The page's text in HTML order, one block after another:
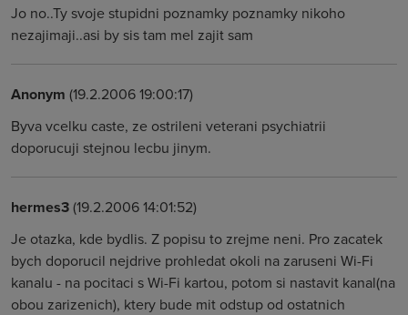
Jo no..Ty svoje stupidni poznamky poznamky nikoho
nezajimaji..asi by sis tam mel zajit sam
Anonym (19.2.2006 19:00:17)
Byva vcelku caste, ze ostrileni veterani psychiatrii
doporucuji stejnou lecbu jinym.
hermes3(19.2.2006 14:01:52)
Je otazka, kde bydlis. Z popisu to zrejme neni. Pro zacatek
bych doporucil nejdrive prohledat okoli na zaruseni Wi-Fi
kanalu - na pocitaci s Wi-Fi kartou, potom si nastavit kanal(na
obou zarizenich), ktery bude mit odstup od ostatnich